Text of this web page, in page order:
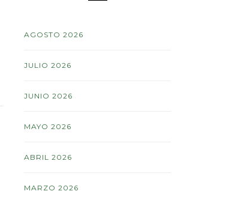
AGOSTO 2026
JULIO 2026
JUNIO 2026
MAYO 2026
ABRIL 2026
MARZO 2026